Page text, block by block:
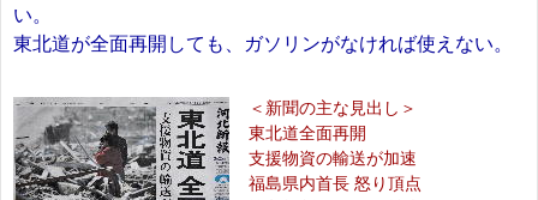
い。
東北道が全面再開しても、ガソリンがなければ使えない。
＜新聞の主な見出し＞
東北道全面再開
支援物資の輸送が加速
福島県内首長 怒り頂点